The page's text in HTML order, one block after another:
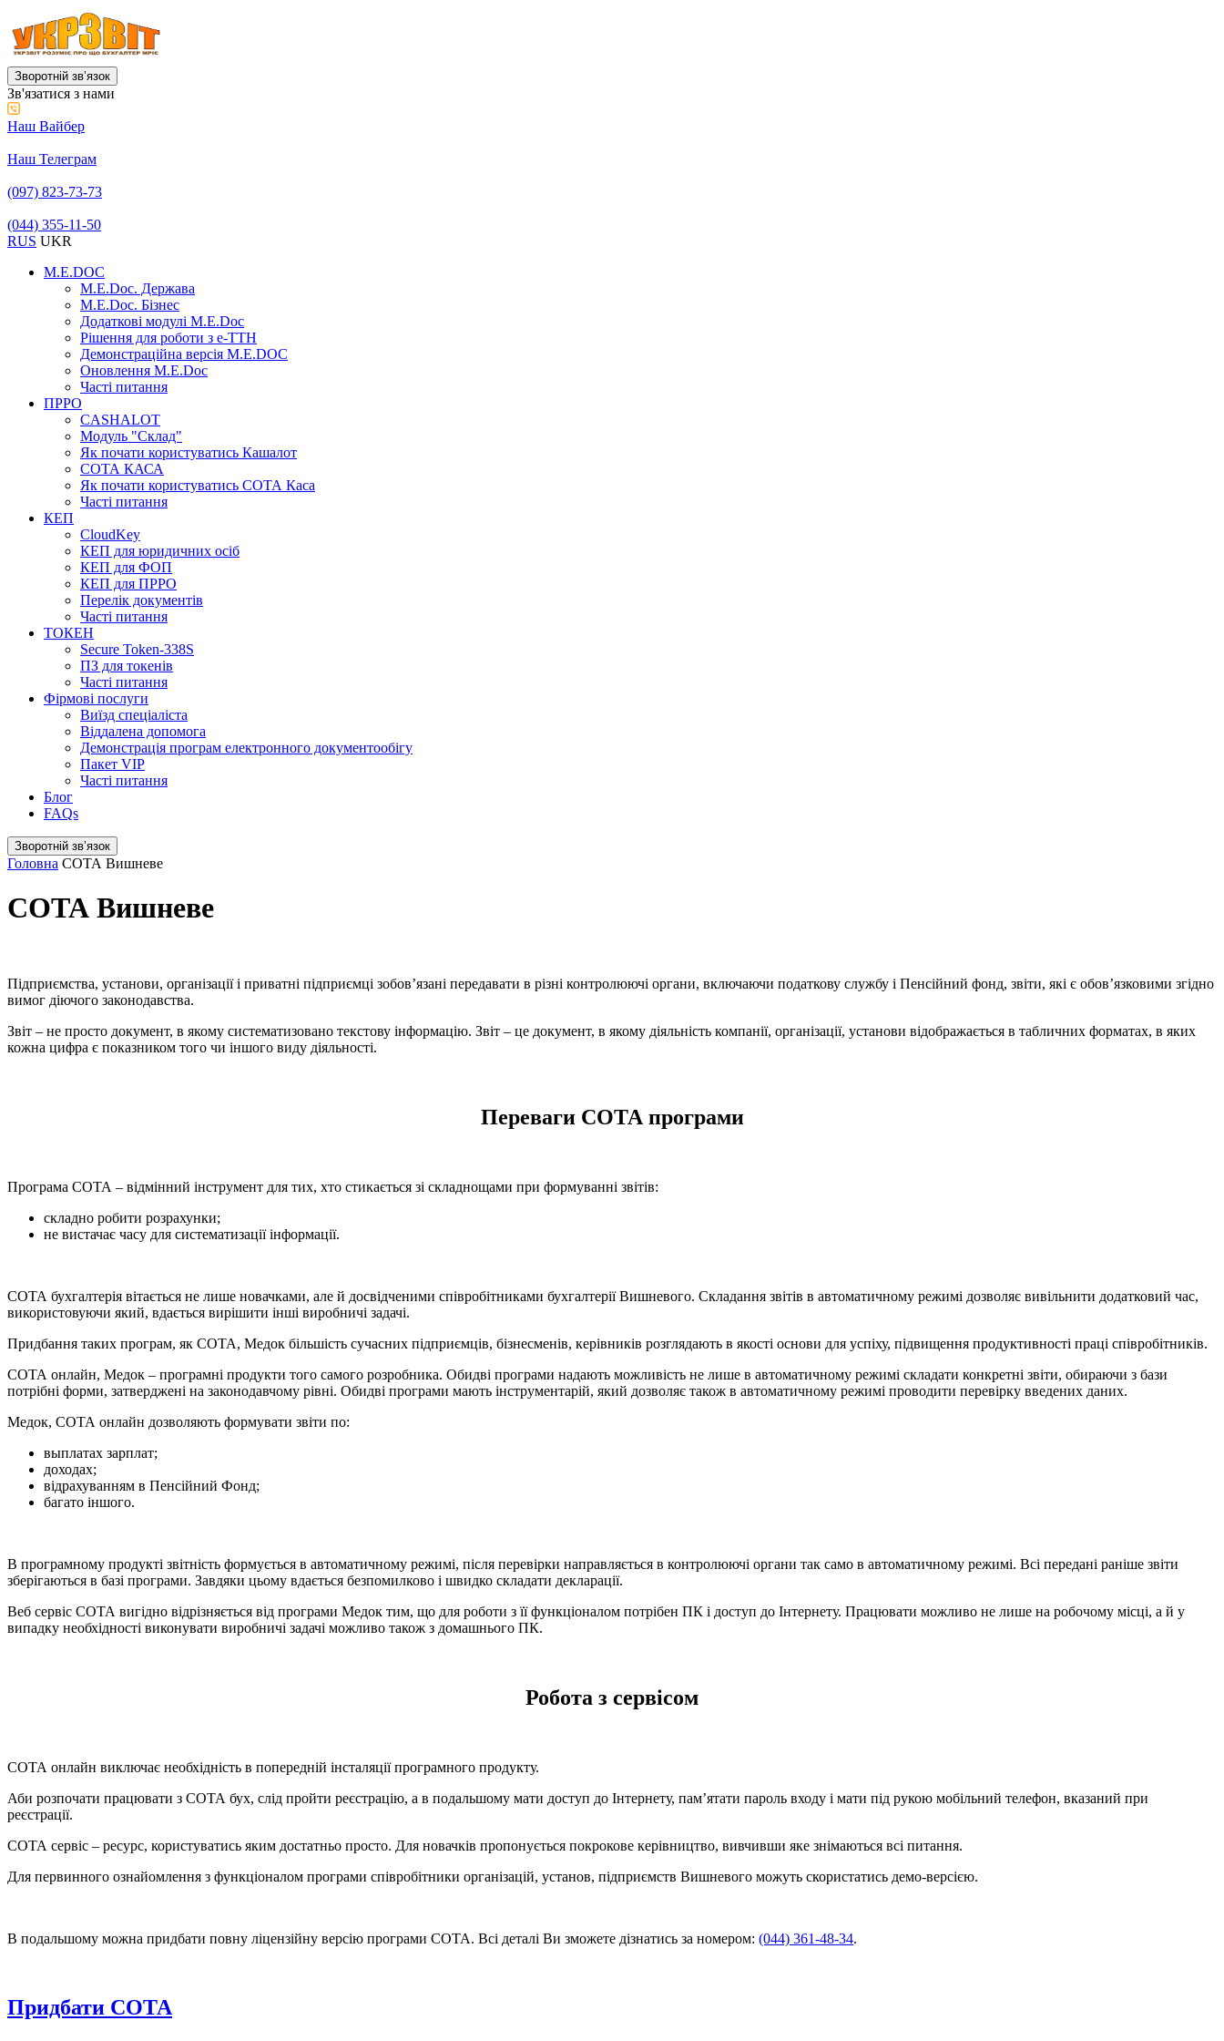
Зворотній звʼязок
Зв'язатися з нами
Наш Вайбер
Наш Телеграм
(097) 823-73-73
(044) 355-11-50
RUS UKR
M.E.DOC
M.E.Doc. Держава
M.E.Doc. Бізнес
Додаткові модулі M.E.Doc
Рішення для роботи з е-ТТН
Демонстраційна версія M.E.DOC
Оновлення M.E.Doc
Часті питання
ПРРО
CASHALOT
Модуль "Склад"
Як почати користуватись Кашалот
СОТА КАСА
Як почати користуватись СОТА Каса
Часті питання
КЕП
CloudKey
КЕП для юридичних осіб
КЕП для ФОП
КЕП для ПРРО
Перелік документів
Часті питання
ТОКЕН
Secure Token-338S
ПЗ для токенів
Часті питання
Фірмові послуги
Виїзд спеціаліста
Віддалена допомога
Демонстрація програм електронного документообігу
Пакет VIP
Часті питання
Блог
FAQs
Зворотній звʼязок
Головна СОТА Вишневе
СОТА Вишневе
Підприємства, установи, організації і приватні підприємці зобов’язані передавати в різні контролюючі органи, включаючи податкову службу і Пенсійний фонд, звіти, які є обов’язковими згідно
вимог діючого законодавства.
Звіт – не просто документ, в якому систематизовано текстову інформацію. Звіт – це документ, в якому діяльність компанії, організації, установи відображається в табличних форматах, в яких
кожна цифра є показником того чи іншого виду діяльності.
Переваги СОТА програми
Програма СОТА – відмінний інструмент для тих, хто стикається зі складнощами при формуванні звітів:
складно робити розрахунки;
не вистачає часу для систематизації інформації.
СОТА бухгалтерія вітається не лише новачками, але й досвідченими співробітниками бухгалтерії Вишневого. Складання звітів в автоматичному режимі дозволяє вивільнити додатковий час,
використовуючи який, вдається вирішити інші виробничі задачі.
Придбання таких програм, як СОТА, Медок більшість сучасних підприємців, бізнесменів, керівників розглядають в якості основи для успіху, підвищення продуктивності праці співробітників.
СОТА онлайн, Медок – програмні продукти того самого розробника. Обидві програми надають можливість не лише в автоматичному режимі складати конкретні звіти, обираючи з бази
потрібні форми, затверджені на законодавчому рівні. Обидві програми мають інструментарій, який дозволяє також в автоматичному режимі проводити перевірку введених даних.
Медок, СОТА онлайн дозволяють формувати звіти по:
выплатах зарплат;
доходах;
відрахуванням в Пенсійний Фонд;
багато іншого.
В програмному продукті звітність формується в автоматичному режимі, після перевірки направляється в контролюючі органи так само в автоматичному режимі. Всі передані раніше звіти
зберігаються в базі програми. Завдяки цьому вдається безпомилково і швидко складати декларації.
Веб сервіс СОТА вигідно відрізняється від програми Медок тим, що для роботи з її функціоналом потрібен ПК і доступ до Інтернету. Працювати можливо не лише на робочому місці, а й у
випадку необхідності виконувати виробничі задачі можливо також з домашнього ПК.
Робота з сервісом
СОТА онлайн виключає необхідність в попередній інсталяції програмного продукту.
Аби розпочати працювати з СОТА бух, слід пройти реєстрацію, а в подальшому мати доступ до Інтернету, пам’ятати пароль входу і мати під рукою мобільний телефон, вказаний при
реєстрації.
СОТА сервіс – ресурс, користуватись яким достатньо просто. Для новачків пропонується покрокове керівництво, вивчивши яке знімаються всі питання.
Для первинного ознайомлення з функціоналом програми співробітники організацій, установ, підприємств Вишневого можуть скористатись демо-версією.
В подальшому можна придбати повну ліцензійну версію програми СОТА. Всі деталі Ви зможете дізнатись за номером: (044) 361-48-34.
Придбати СОТА